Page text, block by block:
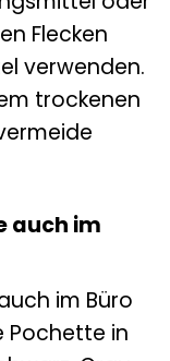
Flecken
verwenden.
trockenen
auch im
im Büro
Pochette in